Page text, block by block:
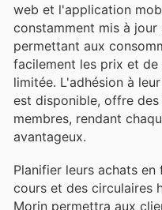
web et l'application
constamment mis à jour
permettant aux
facilement les prix et
limitée. L'adhésion à
est disponible, offre
membres, rendant
avantageux.
Planifier leurs achats
cours et des circulaires
Morin permettra aux